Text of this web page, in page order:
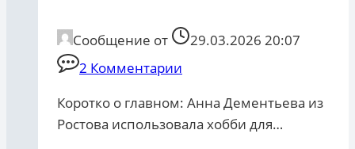
Сообщение от
29.03.2026 20:07
2 Комментарии
Коротко о главном: Анна Дементьева из
Ростова использовала хобби для…